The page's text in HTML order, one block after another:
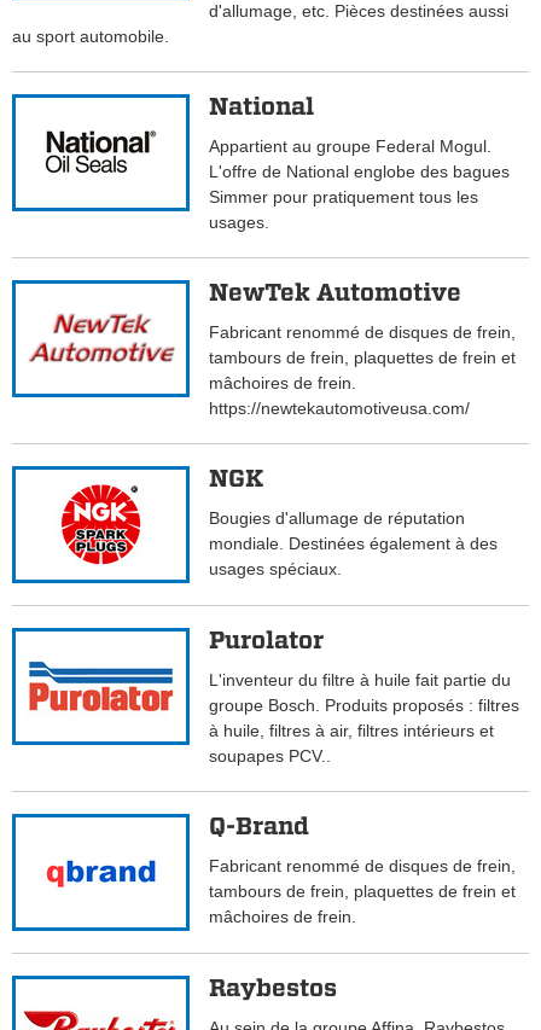
d'allumage, etc. Pièces destinées aussi
au sport automobile.
National
Appartient au groupe Federal Mogul.
L'offre de National englobe des bagues
Simmer pour pratiquement tous les
usages.
NewTek Automotive
Fabricant renommé de disques de frein,
tambours de frein, plaquettes de frein et
mâchoires de frein.
https://newtekautomotiveusa.com/
NGK
Bougies d'allumage de réputation
mondiale. Destinées également à des
usages spéciaux.
Purolator
L'inventeur du filtre à huile fait partie du
groupe Bosch. Produits proposés : filtres
à huile, filtres à air, filtres intérieurs et
soupapes PCV..
Q-Brand
Fabricant renommé de disques de frein,
tambours de frein, plaquettes de frein et
mâchoires de frein.
Raybestos